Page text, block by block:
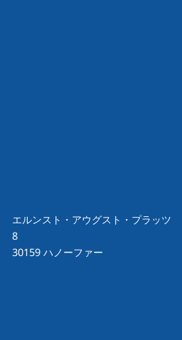
エルンスト・アウグスト・プラッツ
8
30159 ハノーファー